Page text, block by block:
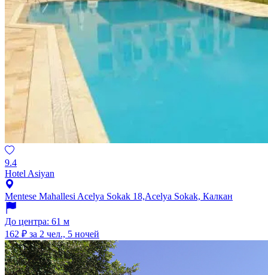
9.4
Hotel Asiyan
Mentese Mahallesi Acelya Sokak 18,Acelya Sokak, Калкан
До центра: 61 м
162 ₽ за 2 чел., 5 ночей